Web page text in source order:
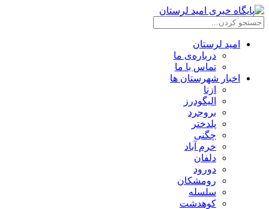
امید لرستان
درباره‌ی ما
تماس با ما
اخبار شهرستان ها
ازنا
الیگودرز
بروجرد
پلدختر
چگنی
خرم آباد
دلفان
دورود
رومشکان
سلسله
کوهدشت